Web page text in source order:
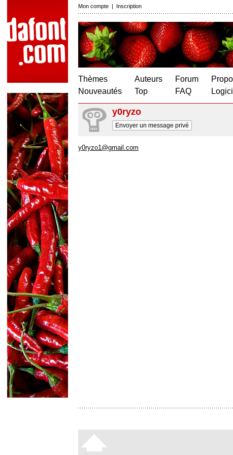
Mon compte | Inscription
Thèmes
Nouveautés
Auteurs
Top
Forum
FAQ
y0ryzo
Envoyer un message privé
y0ryzo1@gmail.com